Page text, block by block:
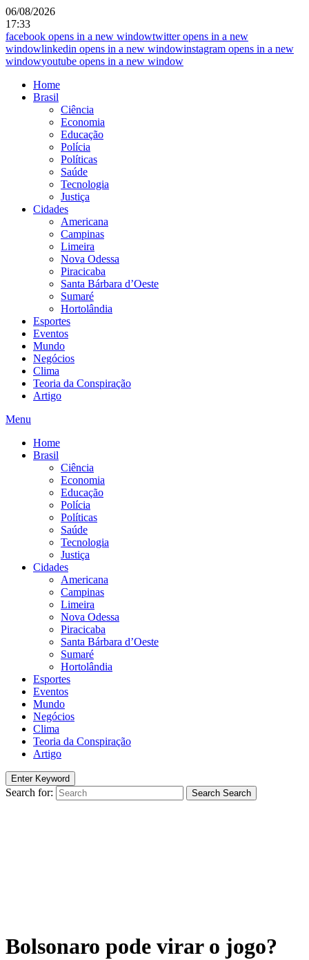
06/08/2026
17:33
facebook opens in a new windowtwitteropens in a new
windowlinkedin opens in a new windowinstagram opens in a new
windowyoutube opens in a new window
Home
Brasil
Ciência
Economia
Educação
Polícia
Políticas
Saúde
Tecnologia
Justiça
Cidades
Americana
Campinas
Limeira
Nova Odessa
Piracicaba
Santa Bárbara d’Oeste
Sumaré
Hortolândia
Esportes
Eventos
Mundo
Negócios
Clima
Teoria da Conspiração
Artigo
Menu
Home
Brasil
Ciência
Economia
Educação
Polícia
Políticas
Saúde
Tecnologia
Justiça
Cidades
Americana
Campinas
Limeira
Nova Odessa
Piracicaba
Santa Bárbara d’Oeste
Sumaré
Hortolândia
Esportes
Eventos
Mundo
Negócios
Clima
Teoria da Conspiração
Artigo
Enter Keyword
Search for: Search Search
Bolsonaro pode virar o jogo?